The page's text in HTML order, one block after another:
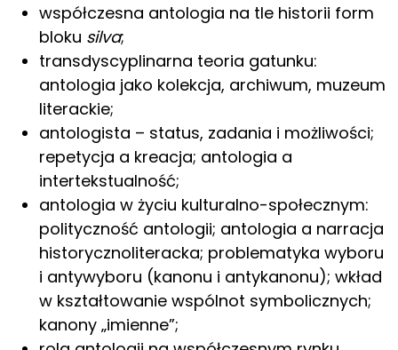
współczesna antologia na tle historii form
bloku silva;
transdyscyplinarna teoria gatunku:
antologia jako kolekcja, archiwum, muzeum
literackie;
antologista – status, zadania i możliwości;
repetycja a kreacja; antologia a
intertekstualność;
antologia w życiu kulturalno-społecznym:
polityczność antologii; antologia a narracja
historycznoliteracka; problematyka wyboru
i antywyboru (kanonu i antykanonu); wkład
w kształtowanie wspólnot symbolicznych;
kanony „imienne”;